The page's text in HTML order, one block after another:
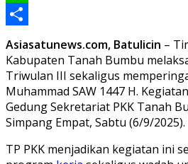
Line
Share
Asiasatunews.com, Batulicin –
Kabupaten Tanah Bumbu
Triwulan III sekaligus
Muhammad SAW 1447 H.
Gedung Sekretariat PKK Tanah
Simpang Empat, Sabtu (6/9/2025).
TP PKK menjadikan kegiatan ini